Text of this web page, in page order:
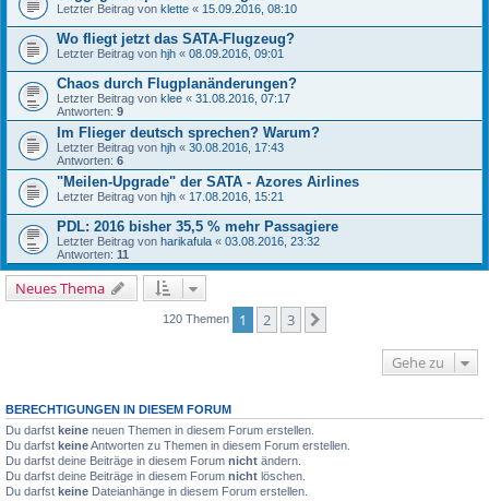
Letzter Beitrag von klette « 15.09.2016, 08:10
Wo fliegt jetzt das SATA-Flugzeug?
Letzter Beitrag von hjh « 08.09.2016, 09:01
Chaos durch Flugplanänderungen?
Letzter Beitrag von klee « 31.08.2016, 07:17
Antworten: 9
Im Flieger deutsch sprechen? Warum?
Letzter Beitrag von hjh « 30.08.2016, 17:43
Antworten: 6
"Meilen-Upgrade" der SATA - Azores Airlines
Letzter Beitrag von hjh « 17.08.2016, 15:21
PDL: 2016 bisher 35,5 % mehr Passagiere
Letzter Beitrag von harikafula « 03.08.2016, 23:32
Antworten: 11
Neues Thema
120 Themen 1 2 3
Gehe zu
BERECHTIGUNGEN IN DIESEM FORUM
Du darfst keine neuen Themen in diesem Forum erstellen.
Du darfst keineAntworten zu Themen in diesem Forum erstellen.
Du darfst deine Beiträge in diesem Forum nicht ändern.
Du darfst deine Beiträge in diesem Forum nicht löschen.
Du darfst keine Dateianhänge in diesem Forum erstellen.